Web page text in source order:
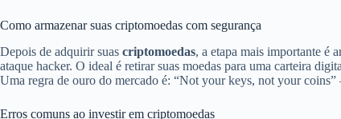
Como armazenar suas criptomoedas com segurança
Depois de adquirir suas criptomoedas, a etapa mais importante é
ataque hacker. O ideal é retirar suas moedas para uma carteira
Uma regra de ouro do mercado é: “Not your keys, not your
Erros comuns ao investir em criptomoedas